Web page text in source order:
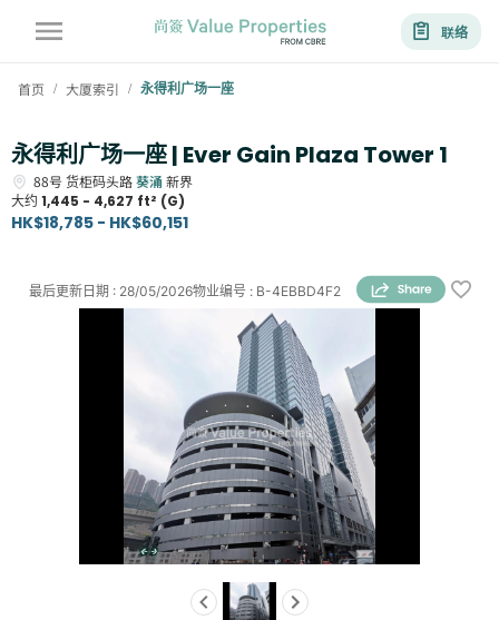
联络
首页 / 大厦索引 / 永得利广场一座
永得利广场一座 | Ever Gain Plaza Tower 1
88号 货柜码头路葵涌 新界
大约 1,445 - 4,627 ft² (G)
HK$18,785 - HK$60,151
物业编号 : B-4EBBD4F2
最后更新日期 : 28/05/2026